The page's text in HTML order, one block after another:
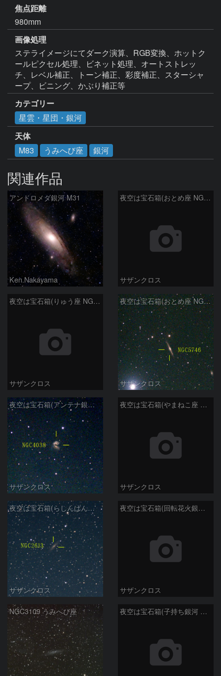
焦点距離
980mm
画像処理
ステライメージにてダーク演算、RGB変換、ホットク
ールピクセル処理、ビネット処理、オートストレッ
チ、レベル補正、トーン補正、彩度補正、スターシャ
ープ、ビニング、かぶり補正等
カテゴリー
星雲・星団・銀河
天体
M83
うみへび座 銀河
関連作品
アンドロメダ銀河 M31
Ken.Nakayama
夜空は宝石箱(おとめ座 NGC5566) Seestar50
サザンクロス
夜空は宝石箱(りゅう座 NGC6503) Seestar50
サザンクロス
夜空は宝石箱(おとめ座 NGC5746) Seestar50
サザンクロス
夜空は宝石箱(アンテナ銀河 NGC4038) Seestar50
サザンクロス
夜空は宝石箱(やまねこ座 NGC2683) Seestar50
サザンクロス
夜空は宝石箱(らしんばん座 NGC2613) Seestar50
サザンクロス
夜空は宝石箱(回転花火銀河 M101) Seestar50
サザンクロス
NGC3109 うみへび座 夜空は宝石箱(子持ち銀河 M51) Seestar50